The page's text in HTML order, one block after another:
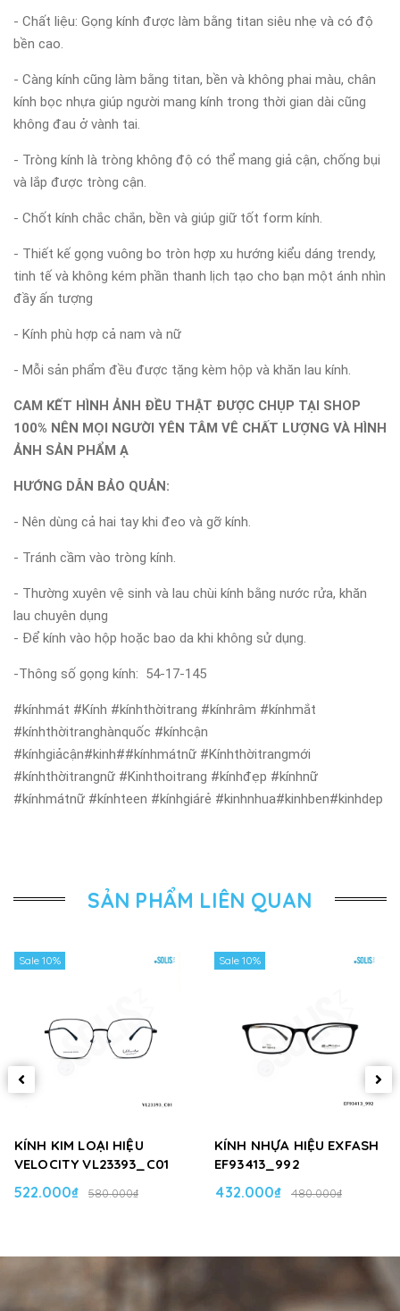
- Chất liệu: Gọng kính được làm bằng titan siêu nhẹ và có độ
bền cao.
- Càng kính cũng làm bằng titan, bền và không phai màu, chân
kính bọc nhựa giúp người mang kính trong thời gian dài cũng
không đau ở vành tai.
- Tròng kính là tròng không độ có thể mang giả cận, chống bụi
và lắp được tròng cận.
- Chốt kính chắc chắn, bền và giúp giữ tốt form kính.
- Thiết kế gọng vuông bo tròn hợp xu hướng kiểu dáng trendy,
tinh tế và không kém phần thanh lịch tạo cho bạn một ánh nhìn
đầy ấn tượng
- Kính phù hợp cả nam và nữ
- Mỗi sản phẩm đều được tặng kèm hộp và khăn lau kính.
CAM KẾT HÌNH ẢNH ĐỀU THẬT ĐƯỢC CHỤP TẠI SHOP
100% NÊN MỌI NGƯỜI YÊN TÂM VÊ CHẤT LƯỢNG VÀ HÌNH
ẢNH SẢN PHẨM Ạ
HƯỚNG DẪN BẢO QUẢN:
- Nên dùng cả hai tay khi đeo và gỡ kính.
- Tránh cầm vào tròng kính.
- Thường xuyên vệ sinh và lau chùi kính bằng nước rửa, khăn
lau chuyên dụng
- Để kính vào hộp hoặc bao da khi không sử dụng.
-Thông số gọng kính: 54-17-145
#kínhmát #Kính #kínhthờitrang #kínhrâm #kínhmắt
#kínhthờitranghànquốc #kínhcận
#kínhgiảcận#kinh##kínhmátnữ #Kínhthờitrangmới
#kínhthờitrangnữ #Kinhthoitrang #kínhđẹp #kínhnữ
#kínhmátnữ #kínhteen #kínhgiárẻ #kinhnhua#kinhben#kinhdep
SẢN PHẨM LIÊN QUAN
Sale 10%
KÍNH KIM LOẠI HIỆU
VELOCITY VL23393_C01
522.000₫ 580.000₫
Sale 10%
KÍNH NHỰA HIỆU EXFASH
EF93413_992
432.000₫ 480.000₫